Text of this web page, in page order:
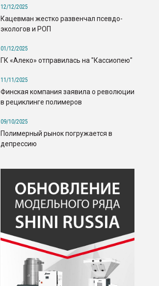
12/12/2025
Кацевман жестко развенчал псевдо-
экологов и РОП
01/12/2025
ГК «Алеко» отправилась на "Кассиопею"
11/11/2025
Финская компания заявила о революции
в рециклинге полимеров
09/10/2025
Полимерный рынок погружается в
депрессию